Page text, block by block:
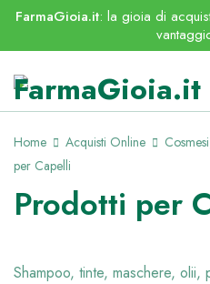
FarmaGioia.it: la gioia di
Home Acquisti Online
per Capelli
Prodotti per
Shampoo, tinte, maschere,